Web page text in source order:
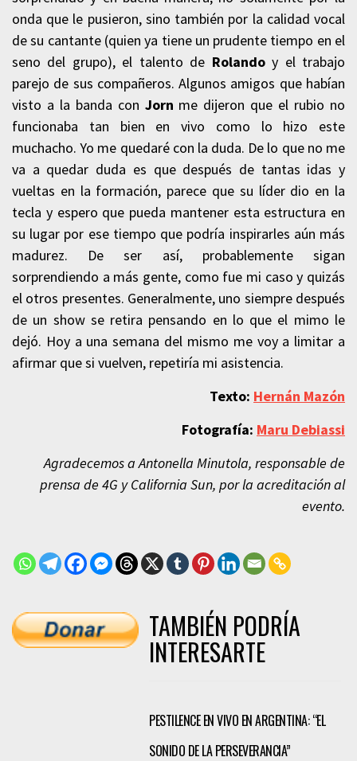
onda que le pusieron, sino también por la calidad vocal
de su cantante (quien ya tiene un prudente tiempo en el
seno del grupo), el talento de Rolandoy el trabajo
parejo de sus compañeros. Algunos amigos que habían
visto a la banda con Jorn me dijeron que el rubio no
funcionaba tan bien en vivo como lo hizo este
muchacho. Yo me quedaré con la duda. De lo que no me
va a quedar duda es que después de tantas idas y
vueltas en la formación, parece que su líder dio en la
tecla y espero que pueda mantener esta estructura en
su lugar por ese tiempo que podría inspirarles aún más
madurez. De ser así, probablemente sigan
sorprendiendo a más gente, como fue mi caso y quizás
el otros presentes. Generalmente, uno siempre después
de un show se retira pensando en lo que el mimo le
dejó. Hoy a una semana del mismo me voy a limitar a
afirmar que si vuelven, repetiría mi asistencia.
Texto: Hernán Mazón
Fotografía: Maru Debiassi
Agradecemos a Antonella Minutola, responsable de
prensa de 4G y California Sun, por la acreditación al
evento.
TAMBIÉN PODRÍA
INTERESARTE
PESTILENCE EN VIVO EN ARGENTINA: “EL
SONIDO DE LA PERSEVERANCIA”